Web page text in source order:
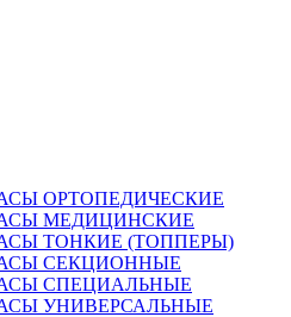
ОРТОПЕДИЧЕСКИЕ
МЕДИЦИНСКИЕ
ТОНКИЕ (ТОППЕРЫ)
СЕКЦИОННЫЕ
СПЕЦИАЛЬНЫЕ
УНИВЕРСАЛЬНЫЕ